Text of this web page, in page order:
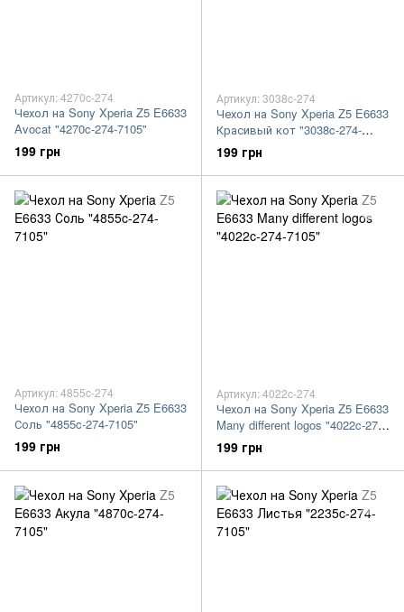
Артикул: 4270c-274
Чехол на Sony Xperia Z5 E6633
Avocat "4270c-274-7105"
199 грн
Артикул: 3038c-274
Чехол на Sony Xperia Z5 E6633
Красивый кот "3038c-274-
7105"
199 грн
Артикул: 4855c-274
Чехол на Sony Xperia Z5 E6633
Соль "4855c-274-7105"
199 грн
Артикул: 4022c-274
Чехол на Sony Xperia Z5 E6633
Many different logos "4022c-274-
7105"
199 грн